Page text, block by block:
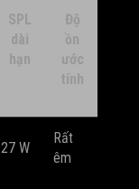
SPL
dài
hạn
Độ
ồn
ước
tính
27 W
Rất
êm